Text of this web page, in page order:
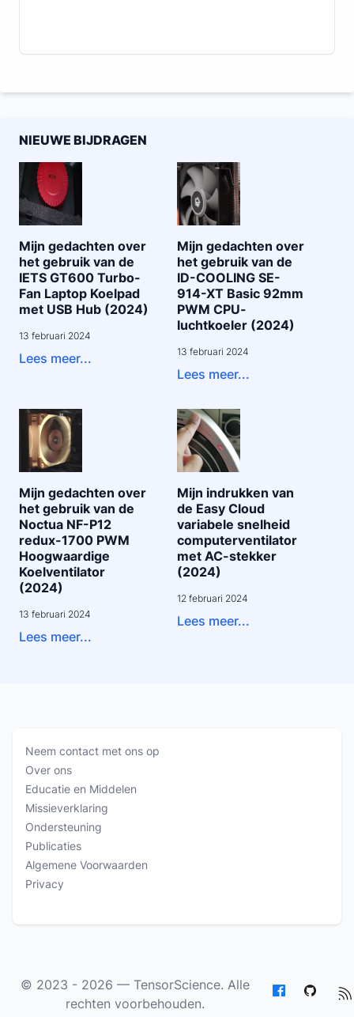
NIEUWE BIJDRAGEN
Mijn gedachten over
het gebruik van de
IETS GT600 Turbo-
Fan Laptop Koelpad
met USB Hub (2024)
13 februari 2024
Lees meer...
Mijn gedachten over
het gebruik van de
ID-COOLING SE-
914-XT Basic 92mm
PWM CPU-
luchtkoeler (2024)
13 februari 2024
Lees meer...
Mijn gedachten over
het gebruik van de
Noctua NF-P12
redux-1700 PWM
Hoogwaardige
Koelventilator
(2024)
13 februari 2024
Lees meer...
Mijn indrukken van
de Easy Cloud
variabele snelheid
computerventilator
met AC-stekker
(2024)
12 februari 2024
Lees meer...
Neem contact met ons op
Over ons
Educatie en Middelen
Missieverklaring
Ondersteuning
Publicaties
Algemene Voorwaarden
Privacy
© 2023 - 2026 — TensorScience. Alle
rechten voorbehouden.